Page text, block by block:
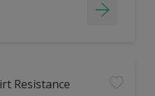
Resistance